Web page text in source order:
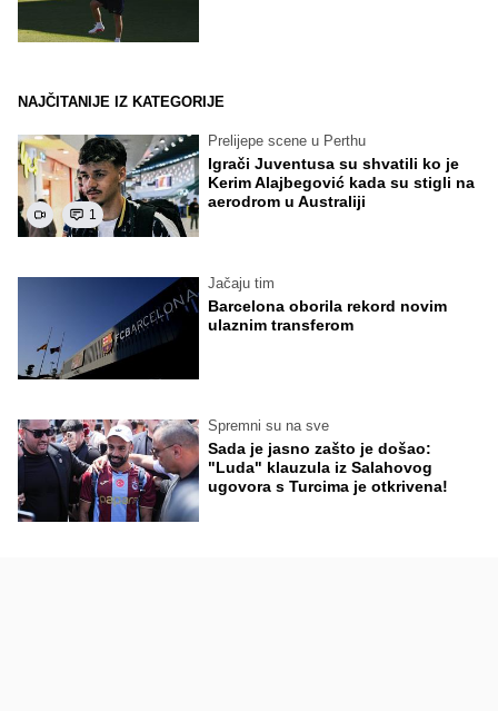
NAJČITANIJE IZ KATEGORIJE
1
Prelijepe scene u Perthu
Igrači Juventusa su shvatili ko je
Kerim Alajbegović kada su stigli na
aerodrom u Australiji
Jačaju tim
Barcelona oborila rekord novim
ulaznim transferom
Spremni su na sve
Sada je jasno zašto je došao:
"Luda" klauzula iz Salahovog
ugovora s Turcima je otkrivena!